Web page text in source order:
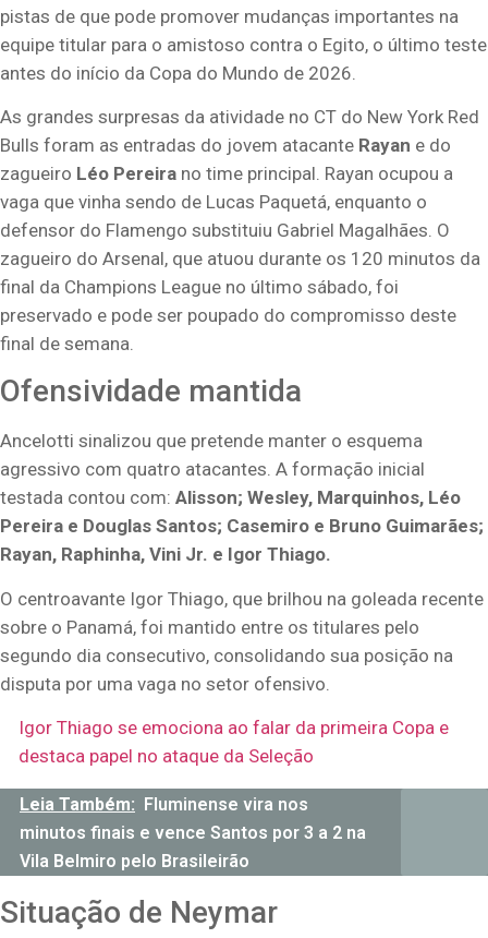
pistas de que pode promover mudanças importantes na
equipe titular para o amistoso contra o Egito, o último teste
antes do início da Copa do Mundo de 2026.
As grandes surpresas da atividade no CT do New York Red
Bulls foram as entradas do jovem atacante Rayan e do
zagueiro Léo Pereira no time principal. Rayan ocupou a
vaga que vinha sendo de Lucas Paquetá, enquanto o
defensor do Flamengo substituiu Gabriel Magalhães. O
zagueiro do Arsenal, que atuou durante os 120 minutos da
final da Champions League no último sábado, foi
preservado e pode ser poupado do compromisso deste
final de semana.
Ofensividade mantida
Ancelotti sinalizou que pretende manter o esquema
agressivo com quatro atacantes. A formação inicial
testada contou com: Alisson; Wesley, Marquinhos, Léo
Pereira e Douglas Santos; Casemiro e Bruno Guimarães;
Rayan, Raphinha, Vini Jr. e Igor Thiago.
O centroavante Igor Thiago, que brilhou na goleada recente
sobre o Panamá, foi mantido entre os titulares pelo
segundo dia consecutivo, consolidando sua posição na
disputa por uma vaga no setor ofensivo.
Igor Thiago se emociona ao falar da primeira Copa e
destaca papel no ataque da Seleção
Leia Também: Fluminense vira nos
minutos finais e vence Santos por 3 a 2 na
Vila Belmiro pelo Brasileirão
Situação de Neymar